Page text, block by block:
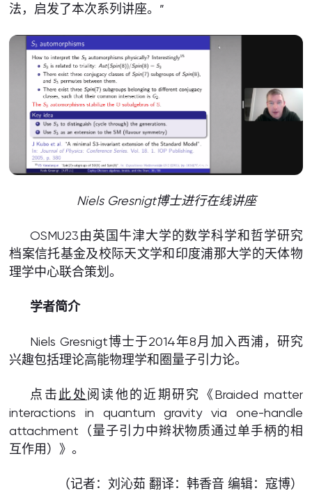
法，启发了本次系列讲座。”
Niels Gresnigt博士进行在线讲座
OSMU23由英国牛津大学的数学科学和哲学研究
档案信托基金及校际天文学和印度浦那大学的天体物
理学中心联合策划。
学者简介
Niels Gresnigt博士于2014年8月加入西浦，研究
兴趣包括理论高能物理学和圈量子引力论。
点击 此处阅读他的近期研究《Braided matter
interactions in quantum gravity via one-handle
attachment（量子引力中辫状物质通过单手柄的相
互作用）》。
（记者：刘沁茹 翻译：韩香音 编辑：寇博）